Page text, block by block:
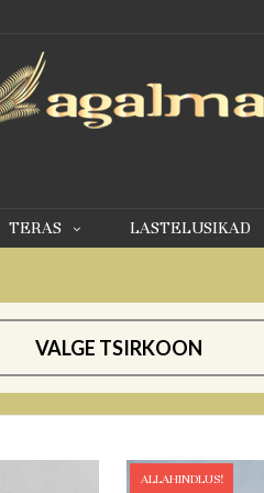
TERAS LASTELUSIKAD
VALGE TSIRKOON
ALLAHINDLUS!